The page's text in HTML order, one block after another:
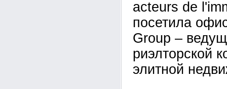
acteurs de
посетила
Group –
риэлторской
элитной